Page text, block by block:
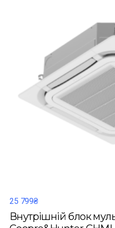
25 799₴
Внутрішній блок